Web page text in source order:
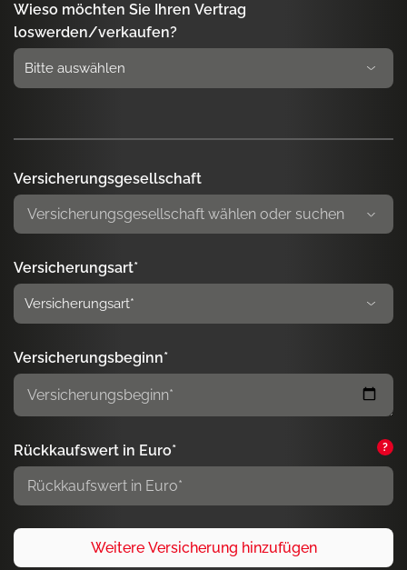
Wieso möchten Sie Ihren Vertrag
loswerden/verkaufen?
Versicherungsgesellschaft
Versicherungsart*
Versicherungsbeginn*
Rückkaufswert in Euro* ?